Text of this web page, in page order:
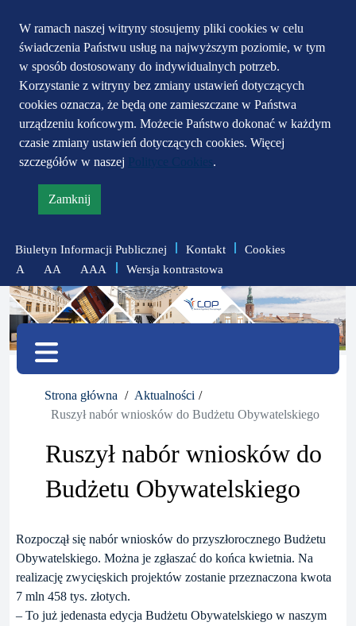
W ramach naszej witryny stosujemy pliki cookies w celu
świadczenia Państwu usług na najwyższym poziomie, w tym
w sposób dostosowany do indywidualnych potrzeb.
Korzystanie z witryny bez zmiany ustawień dotyczących
cookies oznacza, że będą one zamieszczane w Państwa
urządzeniu końcowym. Możecie Państwo dokonać w każdym
czasie zmiany ustawień dotyczących cookies. Więcej
szczegółów w naszej
.
Zamknij
informację
polityce
prywatności
Przejdź do głównego
menu
Przejdź do treści
Przejdź do mapy
serwisu
Biuletyn Informacji Publicznej Kontakt
Cookies
A
zmniejsz
czcionkę
AA
zresetuj
AAA
zwiększ
czcionkę
Wersja kontrastowa
Menu
Strona główna
Aktualności
Ruszył nabór wniosków do Budżetu Obywatelskiego
Ruszył nabór wniosków do
Budżetu Obywatelskiego
Rozpoczął się nabór wniosków do przyszłorocznego Budżetu
Obywatelskiego. Można je zgłaszać do końca kwietnia. Na
realizację zwycięskich projektów zostanie przeznaczona kwota
7 mln 458 tys. złotych.
– To już jedenasta edycja Budżetu Obywatelskiego w naszym